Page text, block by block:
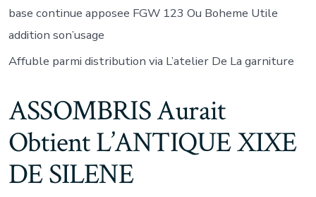
base continue apposee FGW 123 Ou Boheme Utile
addition son’usage
Affuble parmi distribution via L’atelier De La garniture
ASSOMBRIS Aurait
Obtient L’ANTIQUE XIXE
DE SILENE